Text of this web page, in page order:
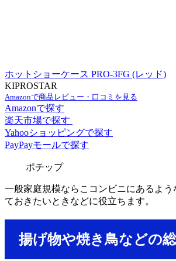
ホットショーケース PRO-3FG (レッド)
KIPROSTAR
Amazonで商品レビュー・口コミを見る
Amazonで探す
楽天市場で探す
Yahooショッピングで探す
PayPayモールで探す
ポチップ
一般家庭規模ならこコンビニにあるよ
ておきたいときなどに役立ちます。
揚げ物や焼き鳥などの